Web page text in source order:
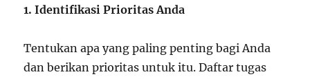
1. Identifikasi Prioritas Anda
Tentukan apa yang paling penting bagi Anda
dan berikan prioritas untuk itu. Daftar tugas